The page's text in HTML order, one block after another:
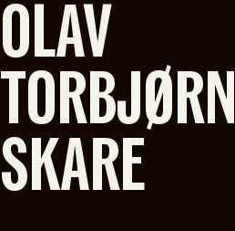
OLAV
TORBJØRN
SKARE